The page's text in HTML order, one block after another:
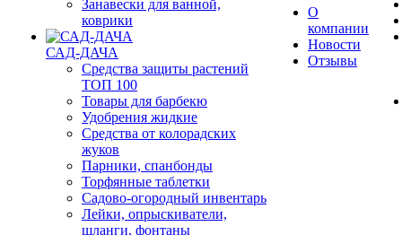
Занавески для ванной,
коврики
САД-ДАЧА
Средства защиты растений
ТОП 100
Товары для барбекю
Удобрения жидкие
Средства от колорадских
жуков
Парники, спанбонды
Торфянные таблетки
Садово-огородный инвентарь
Лейки, опрыскиватели,
шланги, фонтаны
О
компании
Новости
Отзывы